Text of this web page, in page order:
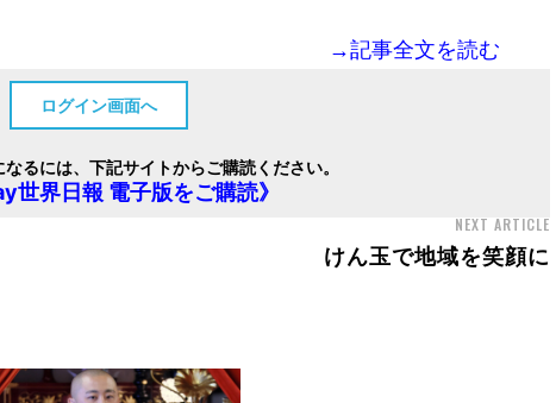
→記事全文を読む
ログイン画面へ
なるには、下記サイトからご購読ください。
世界日報 電子版をご購読》
NEXT ARTICLE
けん玉で地域を笑顔に